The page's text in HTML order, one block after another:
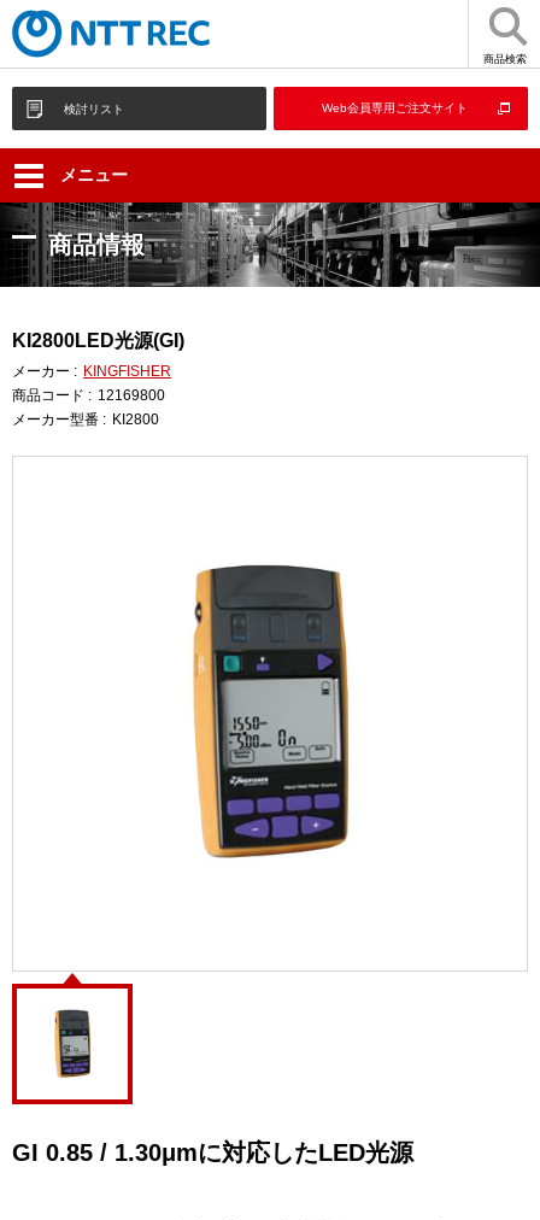
商品検索
検討リスト Web会員専用ご注文サイト
メニュー
商品情報
KI2800LED光源(GI)
メーカー : KINGFISHER
商品コード : 12169800
メーカー型番 : KI2800
GI 0.85 / 1.30μmに対応したLED光源